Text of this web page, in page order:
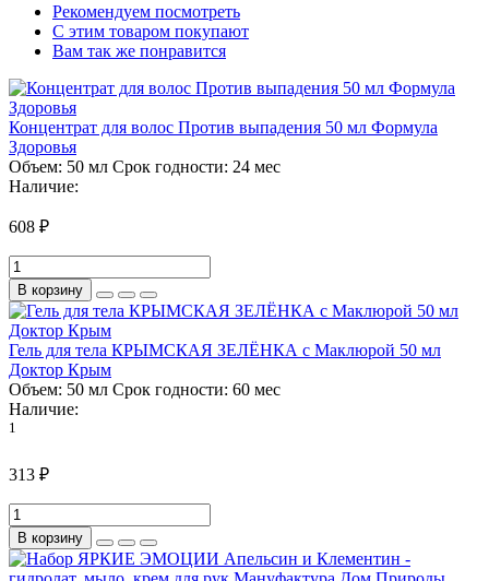
Рекомендуем посмотреть
С этим товаром покупают
Вам так же понравится
Концентрат для волос Против выпадения 50 мл Формула
Здоровья
Объем: 50 мл Срок годности: 24 мес
Наличие:
608 ₽
В корзину
Гель для тела КРЫМСКАЯ ЗЕЛЁНКА с Маклюрой 50 мл
Доктор Крым
Объем: 50 мл Срок годности: 60 мес
Наличие:
1
313 ₽
В корзину